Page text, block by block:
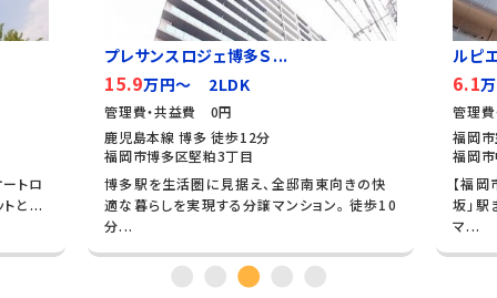
トロ
トと...
プレサンスロジェ博多Ｓ...
15.9万円～ 2LDK
管理費・共益費 0円
鹿児島本線 博多 徒歩12分
福岡市博多区堅粕3丁目
博多駅を生活圏に見据え、全邸南東向きの快
適な暮らしを実現する分譲マンション。 徒歩10
分...
ルピ
6.1
管理
福岡
福岡
【福
坂」
マ...